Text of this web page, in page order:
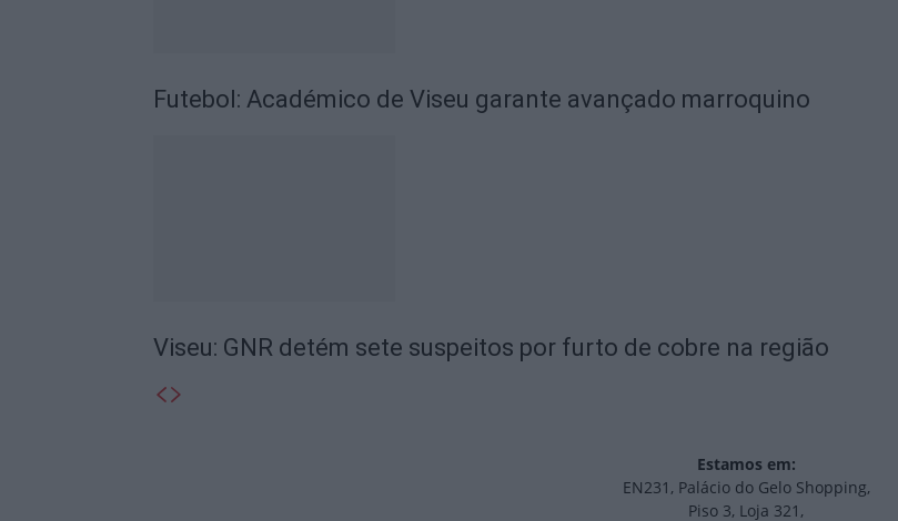
Futebol: Académico de Viseu garante avançado marroquino
Viseu: GNR detém sete suspeitos por furto de cobre na região
Estamos em:
EN231, Palácio do Gelo Shopping,
Piso 3, Loja 321,